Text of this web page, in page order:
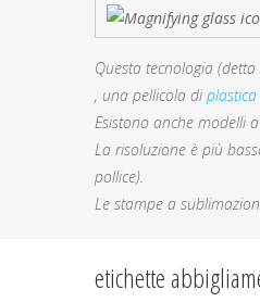
Questa tecnologia
, una pellicola di plastica
Esistono anche modelli
La risoluzione è più
pollice).
Le stampe a
etichette